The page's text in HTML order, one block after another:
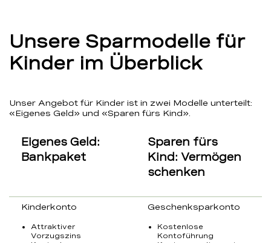
Unsere Sparmodelle für
Kinder im Überblick
Unser Angebot für Kinder ist in zwei Modelle unterteilt:
«Eigenes Geld» und «Sparen fürs Kind».
Eigenes Geld:
Bankpaket
Sparen fürs
Kind: Vermögen
schenken
Kinderkonto
Attraktiver
Vorzugszins
Geschenksparkonto
Kostenlose
Kontoführung